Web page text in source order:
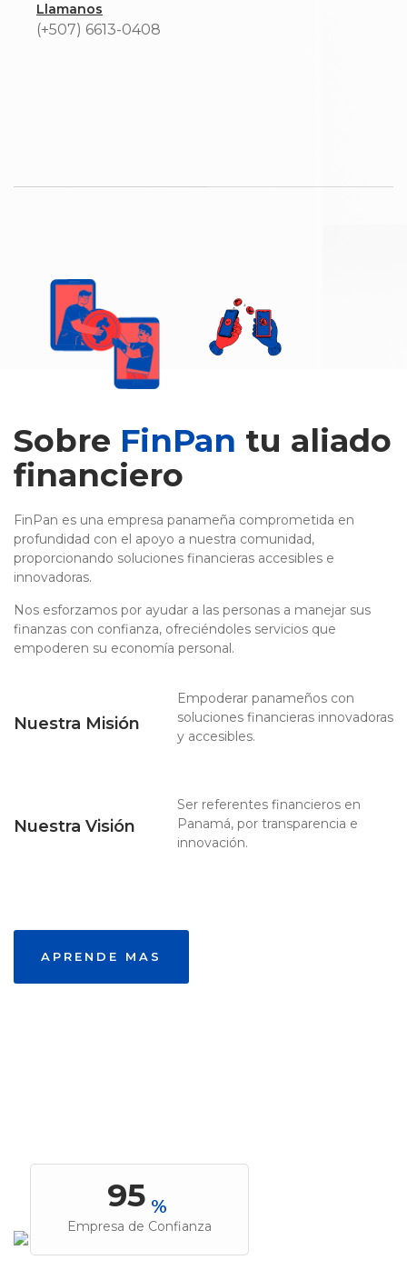
Llamanos
(+507) 6613-0408
Sobre FinPan tu aliado
financiero
FinPan es una empresa panameña comprometida en
profundidad con el apoyo a nuestra comunidad,
proporcionando soluciones financieras accesibles e
innovadoras.
Nos esforzamos por ayudar a las personas a manejar sus
finanzas con confianza, ofreciéndoles servicios que
empoderen su economía personal.
Nuestra Misión
Empoderar panameños con
soluciones financieras innovadoras
y accesibles.
Nuestra Visión
Ser referentes financieros en
Panamá, por transparencia e
innovación.
APRENDE MAS
100 %
Empresa de Confianza